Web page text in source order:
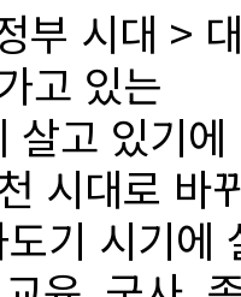
부 시대 >
고 있는
고 있기에
시대로 바
기 시기에